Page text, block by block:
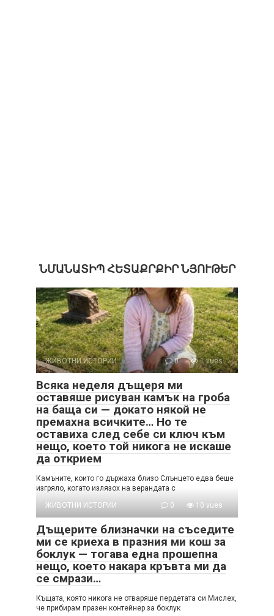
ՆՄԱՆԱՏԻՊ ՀԵՏԱՔՐՔԻՐ ՆՅՈՒԹԵՐ
ЖИВОТНИ ИСТОРИИ 0 1 vues
Всяка неделя дъщеря ми
оставяше рисуван камък на гроба
на баща си — докато някой не
премахна всичките… Но те
оставиха след себе си ключ към
нещо, което той никога не искаше
да открием
Камъните, които го държаха близо Слънцето едва беше
изгряло, когато излязох на верандата с
ЖИВОТНИ ИСТОРИИ
0 10 vues
Дъщерите близначки на съседите
ми се криеха в празния ми кош за
боклук — тогава една прошепна
нещо, което накара кръвта ми да
се смрази…
Къщата, която никога не отваряше пердетата си Мислех,
че прибирам празен контейнер за боклук